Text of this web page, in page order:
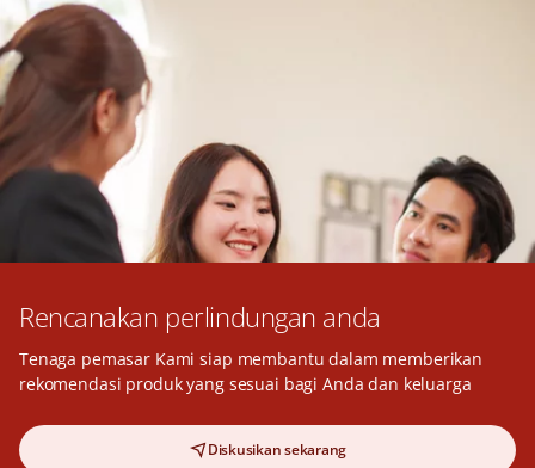
Rencanakan perlindungan anda
Tenaga pemasar Kami siap membantu dalam memberikan
rekomendasi produk yang sesuai bagi Anda dan keluarga
Diskusikan sekarang